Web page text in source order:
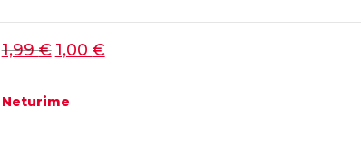
Original
was:
1,99€Current
is:
1,00 €
Neturime